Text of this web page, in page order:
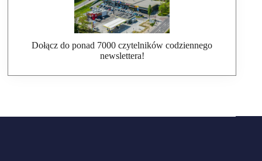
Dołącz do ponad 7000 czytelników codziennego
newslettera!